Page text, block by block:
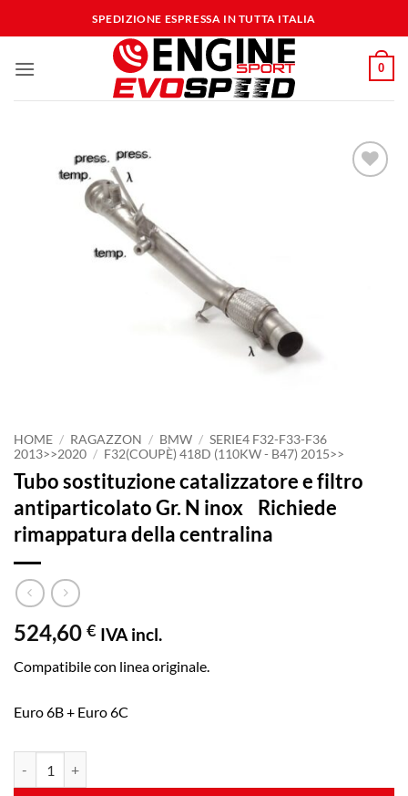
ai
SPEDIZIONE ESPRESSA IN TUTTA ITALIA
0
HOME / RAGAZZON / BMW / SERIE4 F32-F33-F36
2013>>2020 / F32(COUPÈ) 418D (110KW - B47) 2015>>
Tubo sostituzione catalizzatore e filtro
antiparticolato Gr. N inox Richiede
rimappatura della centralina
524,60 € IVA incl.
Compatibile con linea originale.
Euro 6B + Euro 6C